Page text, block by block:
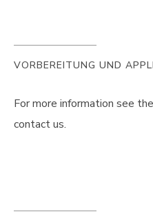
VORBEREITUNG UND
For more information see
contact us.